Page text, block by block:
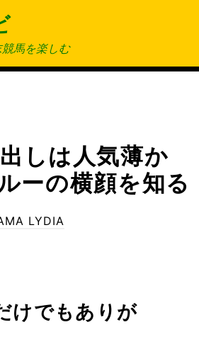
馬を楽しむ
しは人気薄か
ーの横顔を知る
LYDIA
けでもありが